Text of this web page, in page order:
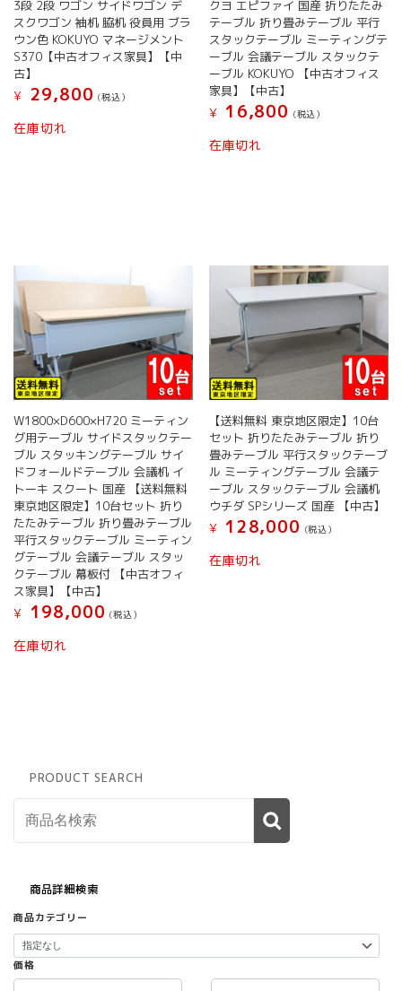
3段 2段 ワゴン サイドワゴン デ
スクワゴン 袖机 脇机 役員用 ブラ
ウン色 KOKUYO マネージメント
S370【中古オフィス家具】【中
古】
¥
29,800 (税込）
在庫切れ
クヨ エピファイ 国産 折りたたみ
テーブル 折り畳みテーブル 平行
スタックテーブル ミーティングテ
ーブル 会議テーブル スタックテ
ーブル KOKUYO 【中古オフィス
家具】【中古】
¥
16,800 (税込）
在庫切れ
W1800×D600×H720 ミーティン
グ用テーブル サイドスタックテー
ブル スタッキングテーブル サイ
ドフォールドテーブル 会議机 イ
トーキ スクート 国産 【送料無料
東京地区限定】10台セット 折り
たたみテーブル 折り畳みテーブル
平行スタックテーブル ミーティン
グテーブル 会議テーブル スタッ
クテーブル 幕板付 【中古オフィ
ス家具】【中古】
¥
198,000 (税込）
在庫切れ
【送料無料 東京地区限定】10台
セット 折りたたみテーブル 折り
畳みテーブル 平行スタックテーブ
ル ミーティングテーブル 会議テ
ーブル スタックテーブル 会議机
ウチダ SPシリーズ 国産 【中古】
¥
128,000 (税込）
在庫切れ
PRODUCT SEARCH
商品詳細検索
商品カテゴリー
価格